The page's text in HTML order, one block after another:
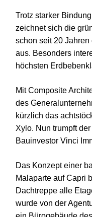
Trotz starker
zeichnet sich die
schon seit 20
aus. Besonders
höchsten
Mit Composite
des
kürzlich das
Xylo. Nun trumpft
Bauinvestor Vinci
Das Konzept einer
Malaparte auf Capri
Dachtreppe alle
wurde von der